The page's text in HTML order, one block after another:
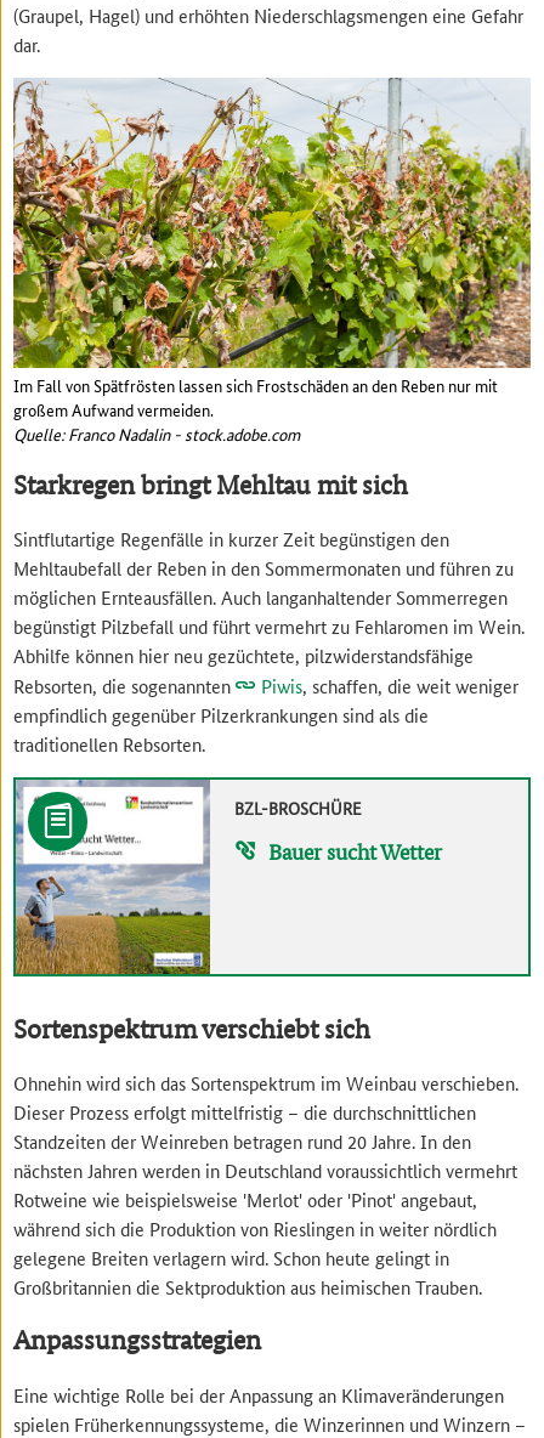
(Graupel, Hagel) und erhöhten Niederschlagsmengen eine Gefahr
dar.
Im Fall von Spätfrösten lassen sich Frostschäden an den Reben nur mit
großem Aufwand vermeiden.
Quelle: Franco Nadalin - stock.adobe.com
Starkregen bringt Mehltau mit sich
Sintflutartige Regenfälle in kurzer Zeit begünstigen den
Mehltaubefall der Reben in den Sommermonaten und führen zu
möglichen Ernteausfällen. Auch langanhaltender Sommerregen
begünstigt Pilzbefall und führt vermehrt zu Fehlaromen im Wein.
Abhilfe können hier neu gezüchtete, pilzwiderstandsfähige
Rebsorten, die sogenannten
Piwis, schaffen, die weit weniger
empfindlich gegenüber Pilzerkrankungen sind als die
traditionellen Rebsorten.
BZL-BROSCHÜRE
Bauer sucht Wetter
Sortenspektrum verschiebt sich
Ohnehin wird sich das Sortenspektrum im Weinbau verschieben.
Dieser Prozess erfolgt mittelfristig – die durchschnittlichen
Standzeiten der Weinreben betragen rund 20 Jahre. In den
nächsten Jahren werden in Deutschland voraussichtlich vermehrt
Rotweine wie beispielsweise 'Merlot' oder 'Pinot' angebaut,
während sich die Produktion von Rieslingen in weiter nördlich
gelegene Breiten verlagern wird. Schon heute gelingt in
Großbritannien die Sektproduktion aus heimischen Trauben.
Anpassungsstrategien
Eine wichtige Rolle bei der Anpassung an Klimaveränderungen
spielen Früherkennungssysteme, die Winzerinnen und Winzern –